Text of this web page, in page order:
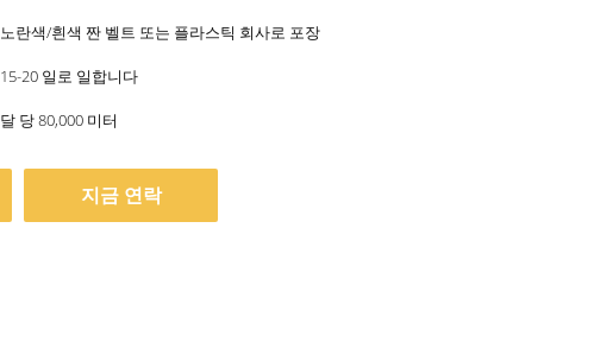
노란색/흰색 짠 벨트 또는 플라스틱 회사로 포장
15-20 일로 일합니다
달 당 80,000 미터
지금 연락